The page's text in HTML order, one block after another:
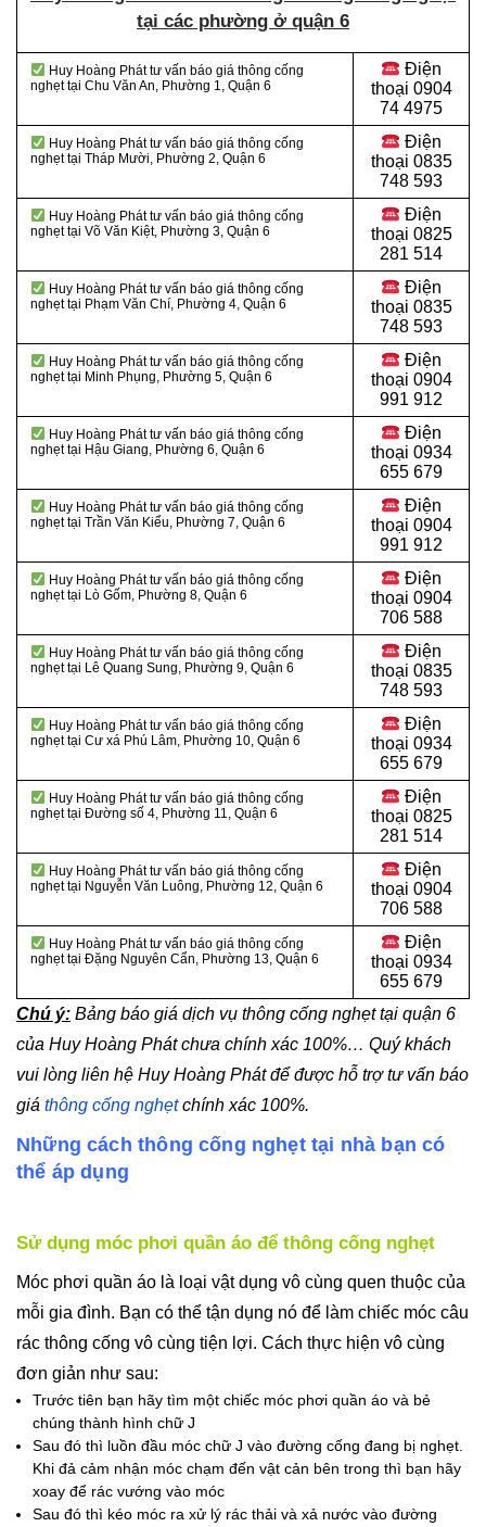
tại các phường ở quận 6
Huy Hoàng Phát tư vấn báo giá thông cống
nghẹt tại Chu Văn An, Phường 1, Quận 6
Điện
thoại 0904
74 4975
Huy Hoàng Phát tư vấn báo giá thông cống
nghẹt tại Tháp Mười, Phường 2, Quận 6
Điện
thoại 0835
748 593
Huy Hoàng Phát tư vấn báo giá thông cống
nghẹt tại Võ Văn Kiệt, Phường 3, Quận 6
Điện
thoại 0825
281 514
Huy Hoàng Phát tư vấn báo giá thông cống
nghẹt tại Phạm Văn Chí, Phường 4, Quận 6
Điện
thoại 0835
748 593
Huy Hoàng Phát tư vấn báo giá thông cống
nghẹt tại Minh Phụng, Phường 5, Quận 6
Điện
thoại 0904
991 912
Huy Hoàng Phát tư vấn báo giá thông cống
nghẹt tại Hậu Giang, Phường 6, Quận 6
Điện
thoại 0934
655 679
Huy Hoàng Phát tư vấn báo giá thông cống
nghẹt tại Trần Văn Kiểu, Phường 7, Quận 6
Điện
thoại 0904
991 912
Huy Hoàng Phát tư vấn báo giá thông cống
nghẹt tại Lò Gốm, Phường 8, Quận 6
Điện
thoại 0904
706 588
Huy Hoàng Phát tư vấn báo giá thông cống
nghẹt tại Lê Quang Sung, Phường 9, Quận 6
Điện
thoại 0835
748 593
Huy Hoàng Phát tư vấn báo giá thông cống
nghẹt tại Cư xá Phú Lâm, Phường 10, Quận 6
Điện
thoại 0934
655 679
Huy Hoàng Phát tư vấn báo giá thông cống
nghẹt tại Đường số 4, Phường 11, Quận 6
Điện
thoại 0825
281 514
Huy Hoàng Phát tư vấn báo giá thông cống
nghẹt tại Nguyễn Văn Luông, Phường 12, Quận 6
Điện
thoại 0904
706 588
Huy Hoàng Phát tư vấn báo giá thông cống
nghẹt tại Đặng Nguyên Cẩn, Phường 13, Quận 6
Điện
thoại 0934
655 679
Chú ý: Bảng báo giá dịch vụ thông cống nghẹt tại quận 6
của Huy Hoàng Phát chưa chính xác 100%… Quý khách
vui lòng liên hệ Huy Hoàng Phát để được hỗ trợ tư vấn báo
giá thông cống nghẹtchính xác 100%.
Những cách thông cống nghẹt tại nhà bạn có
thể áp dụng
Sử dụng móc phơi quần áo để thông cống nghẹt
Móc phơi quần áo là loại vật dụng vô cùng quen thuộc của
mỗi gia đình. Bạn có thể tận dụng nó để làm chiếc móc câu
rác thông cống vô cùng tiện lợi. Cách thực hiện vô cùng
đơn giản như sau:
Trước tiên bạn hãy tìm một chiếc móc phơi quần áo và bẻ
chúng thành hình chữ J
Sau đó thì luồn đầu móc chữ J vào đường cống đang bị nghẹt.
Khi đả cảm nhận móc chạm đến vật cản bên trong thì bạn hãy
xoay để rác vướng vào móc
Sau đó thì kéo móc ra xử lý rác thải và xả nước vào đường